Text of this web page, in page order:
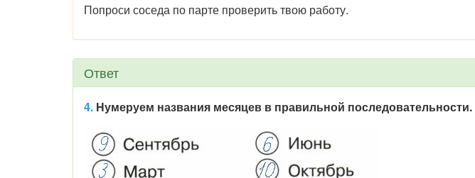
Попроси соседа по парте проверить твою работу.
Ответ
4. Нумеруем названия месяцев в правильной последовательности.